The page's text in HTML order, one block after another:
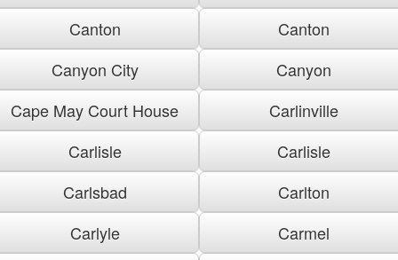
Canton
Canton
Canyon City
Canyon
Cape May Court House
Carlinville
Carlisle
Carlisle
Carlsbad
Carlton
Carlyle
Carmel